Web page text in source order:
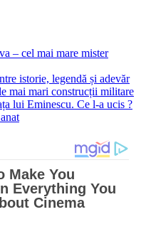
– cel mai mare mister
istorie, legendă și adevăr
mai mari construcții militare
lui Eminescu. Ce l-a ucis ?